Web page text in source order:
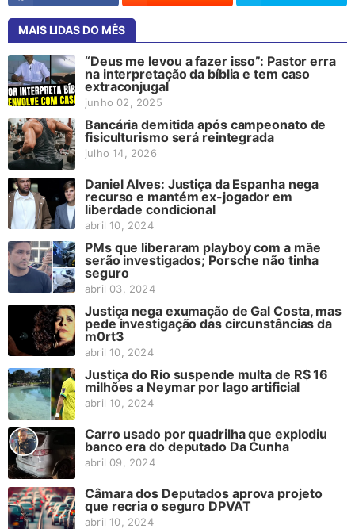
MAIS LIDAS DO MÊS
“Deus me levou a fazer isso”: Pastor erra
na interpretação da bíblia e tem caso
extraconjugal
junho 02, 2025
Bancária demitida após campeonato de
fisiculturismo será reintegrada
julho 14, 2026
Daniel Alves: Justiça da Espanha nega
recurso e mantém ex-jogador em
liberdade condicional
abril 10, 2024
PMs que liberaram playboy com a mãe
serão investigados; Porsche não tinha
seguro
abril 03, 2024
Justiça nega exumação de Gal Costa, mas
pede investigação das circunstâncias da
m0rt3
abril 10, 2024
Justiça do Rio suspende multa de R$ 16
milhões a Neymar por lago artificial
abril 10, 2024
Carro usado por quadrilha que explodiu
banco era do deputado Da Cunha
abril 09, 2024
Câmara dos Deputados aprova projeto
que recria o seguro DPVAT
abril 10, 2024